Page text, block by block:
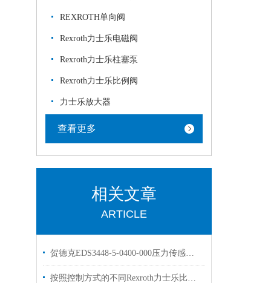
REXROTH单向阀
Rexroth力士乐电磁阀
Rexroth力士乐柱塞泵
Rexroth力士乐比例阀
力士乐放大器
查看更多
相关文章
ARTICLE
贺德克EDS3448-5-0400-000压力传感器工作原理
按照控制方式的不同Rexroth力士乐比例阀可以分为3大类别